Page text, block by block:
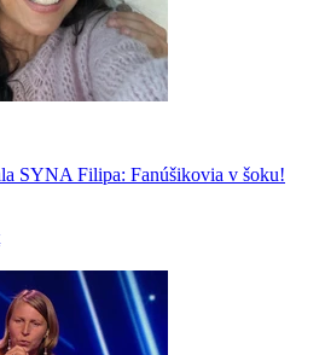
SYNA Filipa: Fanúšikovia v šoku!